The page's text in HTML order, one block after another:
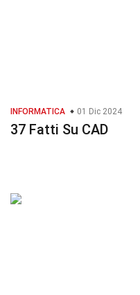
INFORMATICA 01 Dic 2024
37 Fatti Su CAD